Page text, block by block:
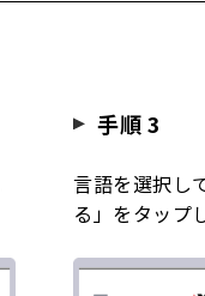
手順 3
言語を選択し
る」をタップ